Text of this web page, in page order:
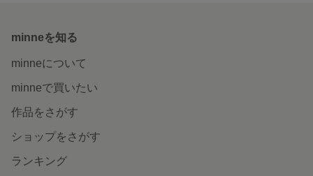
minneを知る
minneについて
minneで買いたい
作品をさがす
ショップをさがす
ランキング